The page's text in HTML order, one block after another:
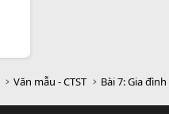
Văn mẫu - CTST Bài 7: Gia